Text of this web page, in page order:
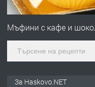
ПРЕДЛАГА
Мъфини с кафе и
За Haskovo.NET